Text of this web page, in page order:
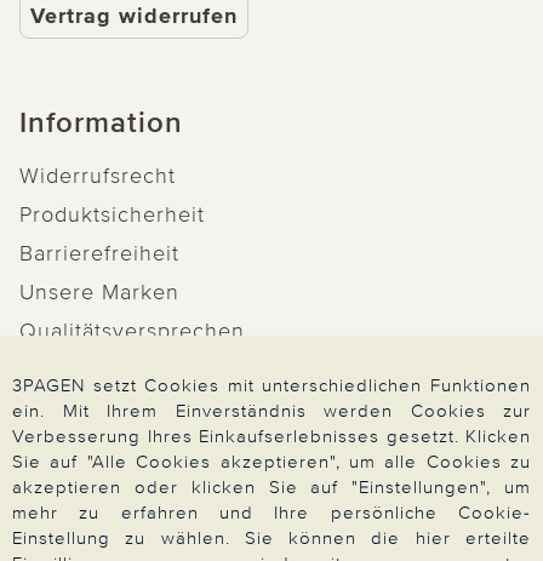
Vertrag widerrufen
Information
Widerrufsrecht
Produktsicherheit
Barrierefreiheit
Unsere Marken
Qualitätsversprechen
Zahlung & Versand
Über 3PAGEN
3PAGEN setzt Cookies mit unterschiedlichen Funktionen
ein. Mit Ihrem Einverständnis werden Cookies zur
Verbesserung Ihres Einkaufserlebnisses gesetzt. Klicken
Sie auf "Alle Cookies akzeptieren", um alle Cookies zu
akzeptieren oder klicken Sie auf "Einstellungen", um
mehr zu erfahren und Ihre persönliche Cookie-
Einstellung zu wählen. Sie können die hier erteilte